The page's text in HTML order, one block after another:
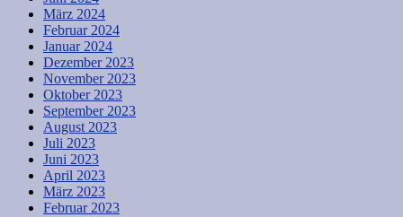
März 2024
Februar 2024
Januar 2024
Dezember 2023
November 2023
Oktober 2023
September 2023
August 2023
Juli 2023
Juni 2023
April 2023
März 2023
Februar 2023